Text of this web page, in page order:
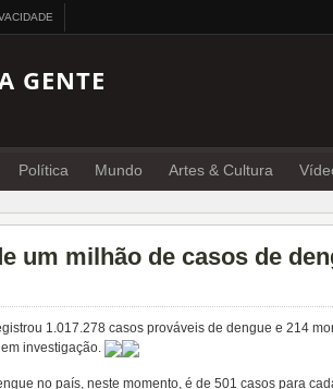
GENTE
Política Mundo Artes & Cultura
um milhão de casos de
1.017.278 casos prováveis de dengue e 214
investigação.
no país, neste momento, é de 501 casos para